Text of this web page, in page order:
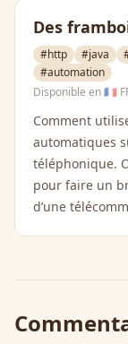
Des
#http #java
#automation
Disponible en🇫🇷
Comment
automatiques
téléphonique.
pour faire un
d’une